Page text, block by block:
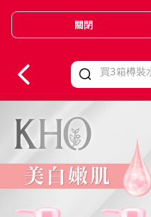
Valid Until 30 June
關閉